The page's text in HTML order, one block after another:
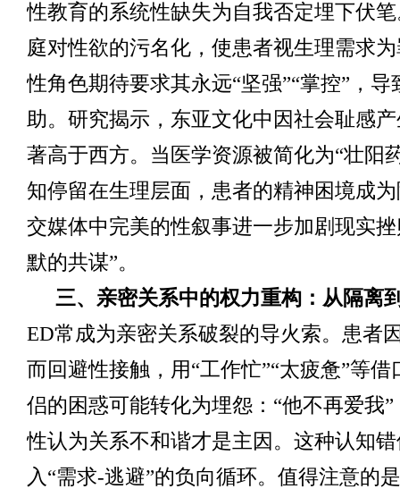
性教育的系统性缺失为自我否定埋下伏
庭对性欲的污名化，使患者视生理需求
性角色期待要求其永远“坚强”“掌控”，
助。研究揭示，东亚文化中因社会耻感
著高于西方。当医学资源被简化为“壮阳
知停留在生理层面，患者的精神困境成
交媒体中完美的性叙事进一步加剧现实
默的共谋”。
三、亲密关系中的权力重构：从隔离
ED常成为亲密关系破裂的导火索。患者
而回避性接触，用“工作忙”“太疲惫”等
侣的困惑可能转化为埋怨：“他不再爱我
性认为关系不和谐才是主因。这种认知
入“需求-逃避”的负向循环。值得注意的